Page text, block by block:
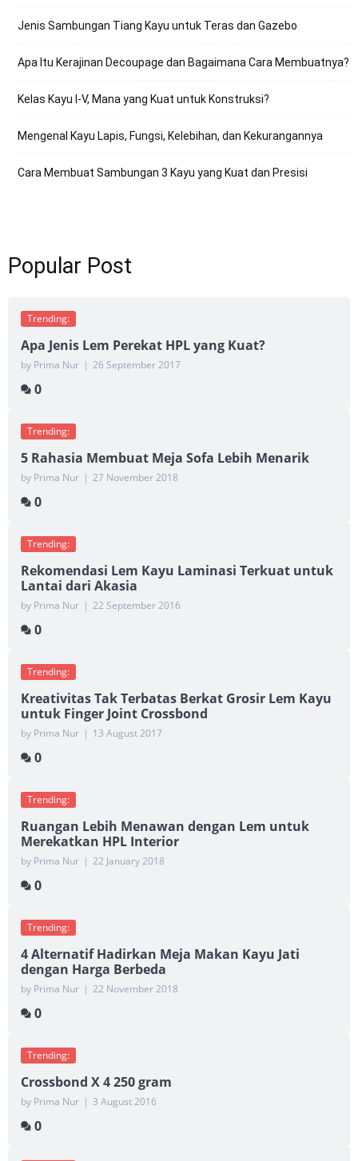
Jenis Sambungan Tiang Kayu untuk Teras dan Gazebo
Apa Itu Kerajinan Decoupage dan Bagaimana Cara Membuatnya?
Kelas Kayu I-V, Mana yang Kuat untuk Konstruksi?
Mengenal Kayu Lapis, Fungsi, Kelebihan, dan Kekurangannya
Cara Membuat Sambungan 3 Kayu yang Kuat dan Presisi
Popular Post
Trending:
Apa Jenis Lem Perekat HPL yang Kuat?
by Prima Nur | 26 September 2017
0
Trending:
5 Rahasia Membuat Meja Sofa Lebih Menarik
by Prima Nur | 27 November 2018
0
Trending:
Rekomendasi Lem Kayu Laminasi Terkuat untuk
Lantai dari Akasia
by Prima Nur | 22 September 2016
0
Trending:
Kreativitas Tak Terbatas Berkat Grosir Lem Kayu
untuk Finger Joint Crossbond
by Prima Nur | 13 August 2017
0
Trending:
Ruangan Lebih Menawan dengan Lem untuk
Merekatkan HPL Interior
by Prima Nur | 22 January 2018
0
Trending:
4 Alternatif Hadirkan Meja Makan Kayu Jati
dengan Harga Berbeda
by Prima Nur | 22 November 2018
0
Trending:
Crossbond X 4 250 gram
by Prima Nur | 3 August 2016
0